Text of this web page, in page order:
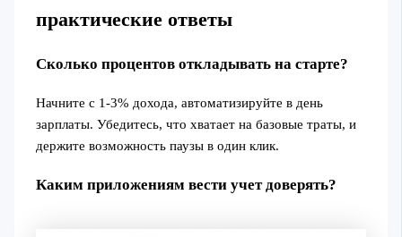
практические ответы
Сколько процентов откладывать на старте?
Начните с 1-3% дохода, автоматизируйте в день
зарплаты. Убедитесь, что хватает на базовые траты, и
держите возможность паузы в один клик.
Каким приложениям вести учет доверять?